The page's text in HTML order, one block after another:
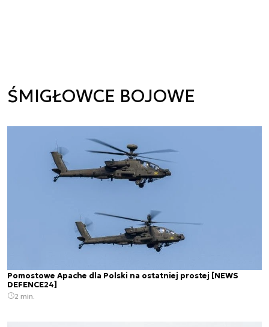
ŚMIGŁOWCE BOJOWE
Pomostowe Apache dla Polski na ostatniej prostej [NEWS
DEFENCE24]
2 min.